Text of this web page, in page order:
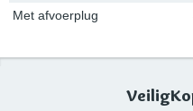
Met afvoerplug